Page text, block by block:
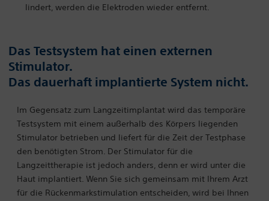
lindert, werden die Elektroden wieder entfernt.
Das Testsystem hat einen externen
Stimulator.
Das dauerhaft implantierte System nicht.
Im Gegensatz zum Langzeitimplantat wird das temporäre
Testsystem mit einem außerhalb des Körpers liegenden
Stimulator betrieben und liefert für die Zeit der Testphase
den benötigten Strom. Der Stimulator für die
Langzeittherapie ist jedoch anders, denn er wird unter die
Haut implantiert. Wenn Sie sich gemeinsam mit Ihrem Arzt
für die Rückenmarkstimulation entscheiden, wird bei Ihnen